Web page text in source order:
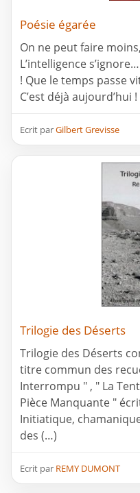
Poésie égarée
On ne peut faire
L’intelligence
! Que le temps passe
C’est déjà aujourd’hui !
Ecrit parGilbert Grevisse
Trilogie des Déserts
Trilogie des Déserts
titre commun des
Interrompu " , " La
Pièce Manquante "
Initiatique,
des (…)
Ecrit par REMY DUMONT